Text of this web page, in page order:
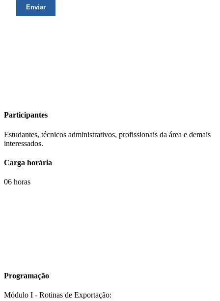
Participantes
Estudantes, técnicos administrativos, profissionais da área e demais
interessados.
Carga horária
06 horas
Programação
Módulo I - Rotinas de Exportação: